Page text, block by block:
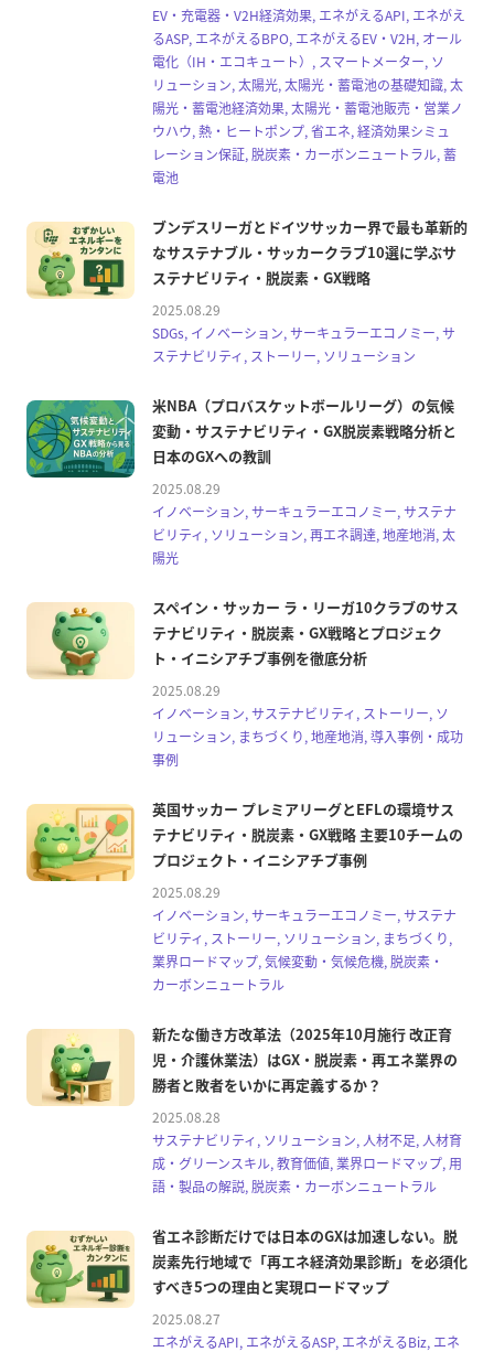
EV・充電器・V2H経済効果, エネがえるAPI, エネがえ
るASP, エネがえるBPO, エネがえるEV・V2H, オール
電化（IH・エコキュート）, スマートメーター, ソ
リューション, 太陽光, 太陽光・蓄電池の基礎知識, 太
陽光・蓄電池経済効果, 太陽光・蓄電池販売・営業ノ
ウハウ, 熱・ヒートポンプ, 省エネ, 経済効果シミュ
レーション保証, 脱炭素・カーボンニュートラル, 蓄
電池
ブンデスリーガとドイツサッカー界で最も革新的
なサステナブル・サッカークラブ10選に学ぶサ
ステナビリティ・脱炭素・GX戦略
2025.08.29
SDGs, イノベーション, サーキュラーエコノミー, サ
ステナビリティ, ストーリー, ソリューション
米NBA（プロバスケットボールリーグ）の気候
変動・サステナビリティ・GX脱炭素戦略分析と
日本のGXへの教訓
2025.08.29
イノベーション, サーキュラーエコノミー, サステナ
ビリティ, ソリューション, 再エネ調達, 地産地消, 太
陽光
スペイン・サッカー ラ・リーガ10クラブのサス
テナビリティ・脱炭素・GX戦略とプロジェク
ト・イニシアチブ事例を徹底分析
2025.08.29
イノベーション, サステナビリティ, ストーリー, ソ
リューション, まちづくり, 地産地消, 導入事例・成功
事例
英国サッカー プレミアリーグとEFLの環境サス
テナビリティ・脱炭素・GX戦略 主要10チームの
プロジェクト・イニシアチブ事例
2025.08.29
イノベーション, サーキュラーエコノミー, サステナ
ビリティ, ストーリー, ソリューション, まちづくり,
業界ロードマップ, 気候変動・気候危機, 脱炭素・
カーボンニュートラル
新たな働き方改革法（2025年10月施行 改正育
児・介護休業法）はGX・脱炭素・再エネ業界の
勝者と敗者をいかに再定義するか？
2025.08.28
サステナビリティ, ソリューション, 人材不足, 人材育
成・グリーンスキル, 教育価値, 業界ロードマップ, 用
語・製品の解説, 脱炭素・カーボンニュートラル
省エネ診断だけでは日本のGXは加速しない。脱
炭素先行地域で「再エネ経済効果診断」を必須化
すべき5つの理由と実現ロードマップ
2025.08.27
エネがえるAPI, エネがえるASP, エネがえるBiz, エネ